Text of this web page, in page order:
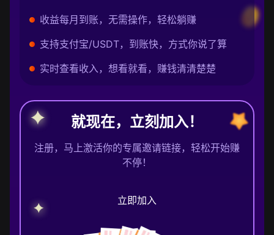
收益每月到账，无需操作，轻松躺赚
支持支付宝/USDT，到账快，方式你说了算
实时查看收入，想看就看，赚钱清清楚楚
就现在，立刻加入！
注册，马上激活你的专属邀请链接，轻松开始赚
不停！
立即加入